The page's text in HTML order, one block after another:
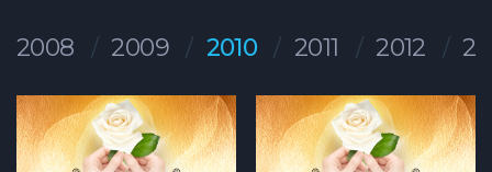
2008 2009 2010 2011 2012